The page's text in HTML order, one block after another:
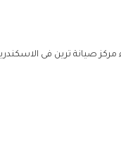
صيانة ترين فى